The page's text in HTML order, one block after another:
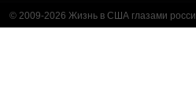
© 2009-2026 Жизнь в США глазами